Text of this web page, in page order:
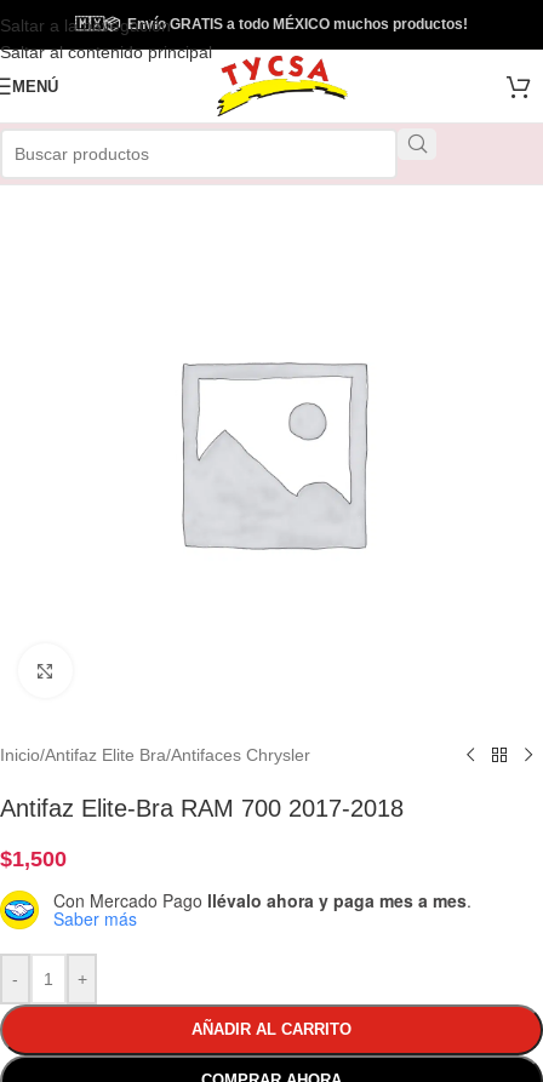
Saltar a la navegación
Saltar al contenido principal
🇲🇽📦Envío GRATIS a todo MÉXICO muchos productos!
MENÚ
Envío Gratis
Inicio/Antifaz Elite Bra/Antifaces Chrysler
Antifaz Elite-Bra RAM 700 2017-2018
$1,500
Con Mercado Pago llévalo ahora y paga mes a mes.
Saber más
- +
AÑADIR AL CARRITO